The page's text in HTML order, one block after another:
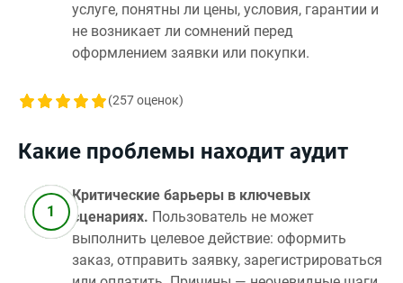
услуге, понятны ли цены, условия, гарантии и
не возникает ли сомнений перед
оформлением заявки или покупки.
(257оценок)
Какие проблемы находит аудит
Критические барьеры в ключевых
сценариях. Пользователь не может
выполнить целевое действие: оформить
заказ, отправить заявку, зарегистрироваться